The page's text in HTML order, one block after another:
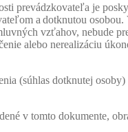
prevádzkovateľa je
a dotknutou
vzťahov, nebude
alebo nerealizáciu
(súhlas dotknutej
v tomto dokumente,